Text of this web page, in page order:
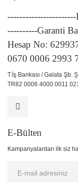
----------Garanti
Hesap No:
0670 0006 2993
T.İş Bankası / Galata Şb.
TR82 0006 4000 0011
E-Bülten
Kampanyalardan ilk siz